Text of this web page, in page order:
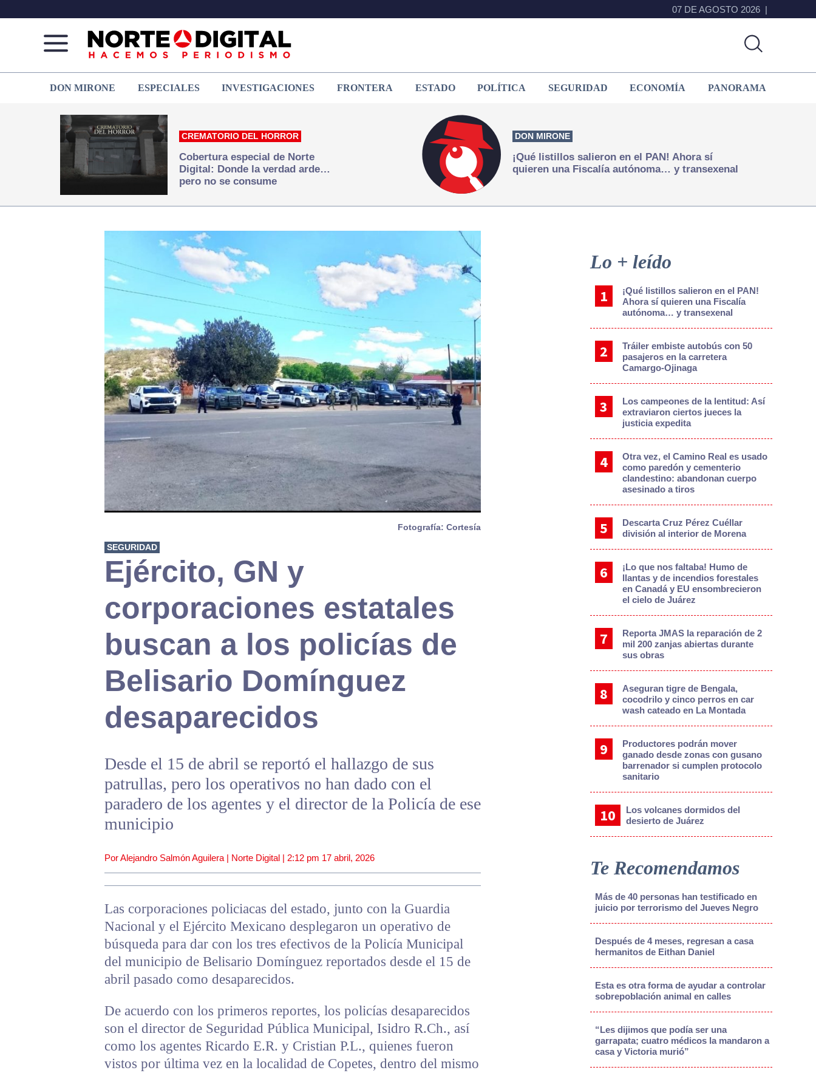
07 DE AGOSTO 2026
de
Juárez
que
hacemos periodismo
DON MIRONE ESPECIALES INVESTIGACIONES FRONTERA ESTADO POLÍTICA SEGURIDAD ECONOMÍA PANORAMA
CREMATORIO DEL HORROR
Cobertura especial de Norte
Digital: Donde la verdad arde…
pero no se consume
DON MIRONE
¡Qué listillos salieron en el PAN! Ahora sí
quieren una Fiscalía autónoma… y transexenal
Fotografía: Cortesía
SEGURIDAD
Ejército, GN y
corporaciones estatales
buscan a los policías de
Belisario Domínguez
desaparecidos
Desde el 15 de abril se reportó el hallazgo de sus
patrullas, pero los operativos no han dado con el
paradero de los agentes y el director de la Policía de ese
municipio
Por Alejandro Salmón Aguilera | Norte Digital | 2:12 pm 17 abril, 2026
Las corporaciones policiacas del estado, junto con la Guardia
Nacional y el Ejército Mexicano desplegaron un operativo de
búsqueda para dar con los tres efectivos de la Policía Municipal
del municipio de Belisario Domínguez reportados desde el 15 de
abril pasado como desaparecidos.
De acuerdo con los primeros reportes, los policías desaparecidos
son el director de Seguridad Pública Municipal, Isidro R.Ch., así
como los agentes Ricardo E.R. y Cristian P.L., quienes fueron
vistos por última vez en la localidad de Copetes, dentro del mismo
Sidebar
Lo + leído
¡Qué listillos salieron en el PAN!
Ahora sí quieren una Fiscalía
autónoma… y transexenal
Tráiler embiste autobús con 50
pasajeros en la carretera
Camargo-Ojinaga
Los campeones de la lentitud: Así
extraviaron ciertos jueces la
justicia expedita
Otra vez, el Camino Real es usado
como paredón y cementerio
clandestino: abandonan cuerpo
asesinado a tiros
Descarta Cruz Pérez Cuéllar
división al interior de Morena
¡Lo que nos faltaba! Humo de
llantas y de incendios forestales
en Canadá y EU ensombrecieron
el cielo de Juárez
Reporta JMAS la reparación de 2
mil 200 zanjas abiertas durante
sus obras
Aseguran tigre de Bengala,
cocodrilo y cinco perros en car
wash cateado en La Montada
Productores podrán mover
ganado desde zonas con gusano
barrenador si cumplen protocolo
sanitario
Los volcanes dormidos del
desierto de Juárez
Te Recomendamos
Más de 40 personas han testificado en
juicio por terrorismo del Jueves Negro
Después de 4 meses, regresan a casa
hermanitos de Eithan Daniel
Esta es otra forma de ayudar a controlar
sobrepoblación animal en calles
“Les dijimos que podía ser una
garrapata; cuatro médicos la mandaron a
casa y Victoria murió”